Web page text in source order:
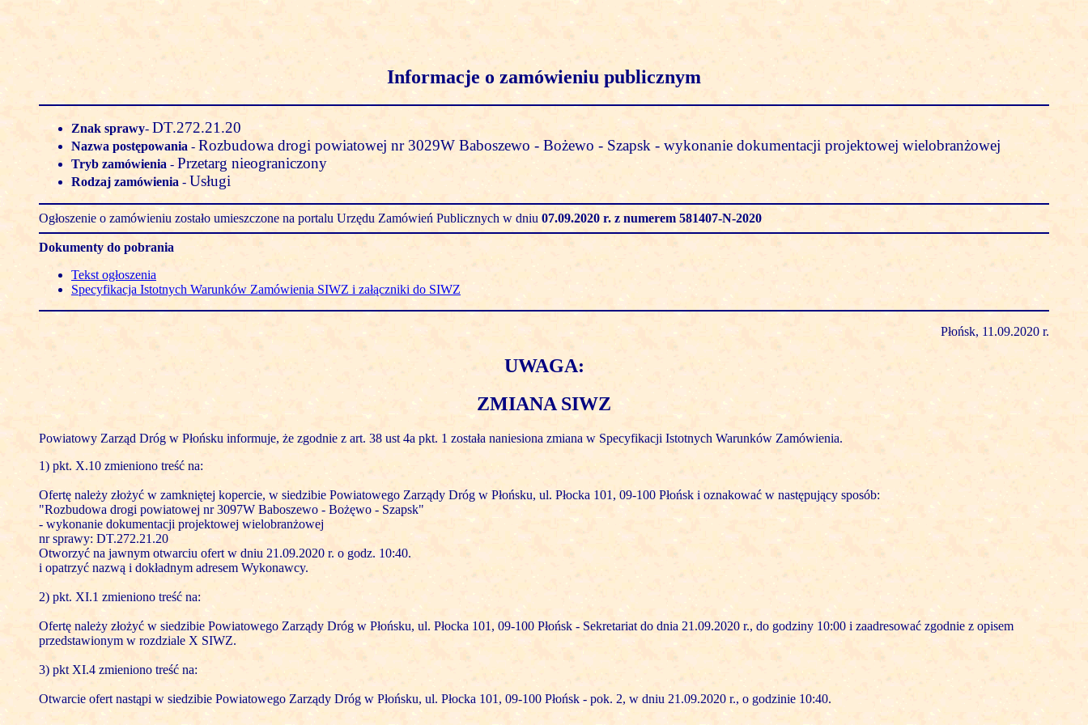
Informacje o zamówieniu publicznym
Znak sprawy- DT.272.21.20
Nazwa postępowania - Rozbudowa drogi powiatowej nr 3029W Baboszewo - Bożewo - Szapsk - wykonanie dokumentacji projektowej wielobranżowej
Tryb zamówienia- Przetarg nieograniczony
Rodzaj zamówienia - Usługi
Ogłoszenie o zamówieniu zostało umieszczone na portalu Urzędu Zamówień Publicznych w dniu 07.09.2020 r. z numerem 581407-N-2020
Dokumenty do pobrania
Tekst ogłoszenia
Specyfikacja Istotnych Warunków Zamówienia SIWZ i załączniki do SIWZ
Płońsk, 11.09.2020 r.
UWAGA:
ZMIANA SIWZ
Powiatowy Zarząd Dróg w Płońsku informuje, że zgodnie z art. 38 ust 4a pkt. 1 została naniesiona zmiana w Specyfikacji Istotnych Warunków Zamówienia.
1) pkt. X.10 zmieniono treść na:
Ofertę należy złożyć w zamkniętej kopercie, w siedzibie Powiatowego Zarządy Dróg w Płońsku, ul. Płocka 101, 09-100 Płońsk i oznakować w następujący sposób:
"Rozbudowa drogi powiatowej nr 3097W Baboszewo - Bożęwo - Szapsk"
- wykonanie dokumentacji projektowej wielobranżowej
nr sprawy: DT.272.21.20
Otworzyć na jawnym otwarciu ofert w dniu 21.09.2020 r. o godz. 10:40.
i opatrzyć nazwą i dokładnym adresem Wykonawcy.
2) pkt. XI.1 zmieniono treść na:
Ofertę należy złożyć w siedzibie Powiatowego Zarządy Dróg w Płońsku, ul. Płocka 101, 09-100 Płońsk - Sekretariat do dnia 21.09.2020 r., do godziny 10:00 i zaadresować zgodnie z opisem
przedstawionym w rozdziale X SIWZ.
3) pkt XI.4 zmieniono treść na:
Otwarcie ofert nastąpi w siedzibie Powiatowego Zarządy Dróg w Płońsku, ul. Płocka 101, 09-100 Płońsk - pok. 2, w dniu 21.09.2020 r., o godzinie 10:40.